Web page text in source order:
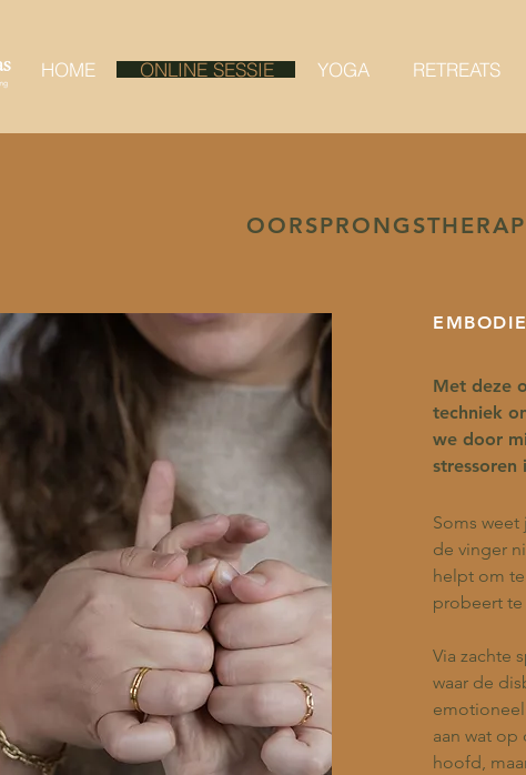
HOME ONLINE SESSIE YOGA RETREATS
Met deze
techniek
we door
stressoren
Soms
de vinger
helpt om
probeert te
Via zachte
waar de
aan wat
hoofd,